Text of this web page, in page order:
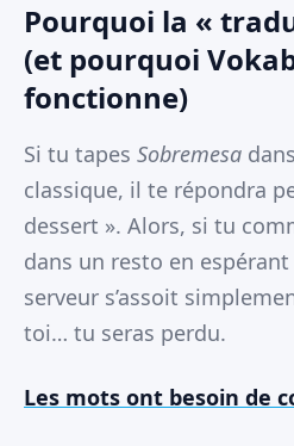
Pourquoi la «
(et pourquoi
fonctionne)
Si tu tapes Sobremesa
classique, il te répondra
dessert ». Alors, si tu
dans un resto en
serveur s’assoit
toi… tu seras perdu.
Les mots ont besoin de